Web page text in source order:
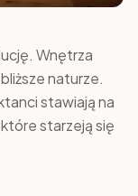
Wnętrza
naturze.
stawiają na
które starzeją się